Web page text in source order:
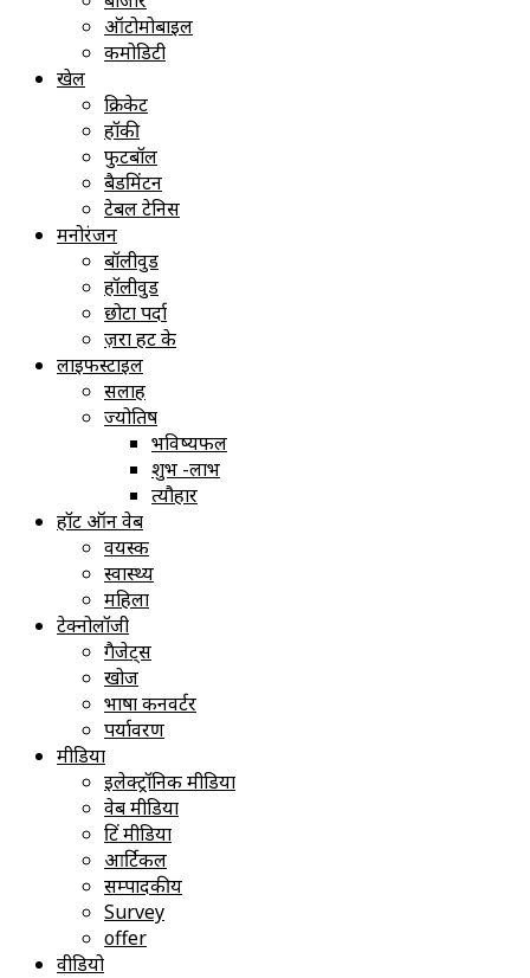
ऑटोमोबाइल
कमोडिटी
खेल
क्रिकेट
हॉकी
फुटबॉल
बैडमिंटन
टेबल टेनिस
मनोरंजन
बॉलीवुड
हॉलीवुड
छोटा पर्दा
ज़रा हट के
लाइफस्टाइल
सलाह
ज्योतिष
भविष्यफल
शुभ -लाभ
त्यौहार
हॉट ऑन वेब
वयस्क
स्वास्थ्य
महिला
टेक्नोलॉजी
गैजेट्स
खोज
भाषा कनवर्टर
पर्यावरण
मीडिया
इलेक्ट्रॉनिक मीडिया
वेब मीडिया
प्रिंट मीडिया
आर्टिकल
सम्पादकीय
Survey
offer
वीडियो